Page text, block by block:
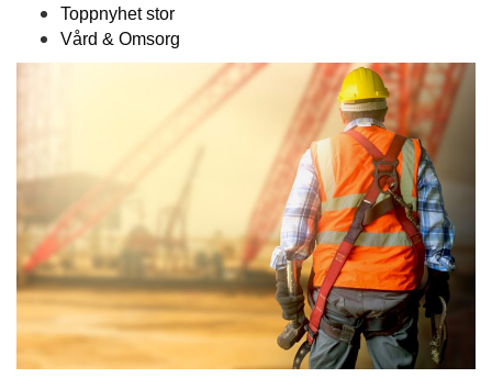
Toppnyhet stor
Vård & Omsorg